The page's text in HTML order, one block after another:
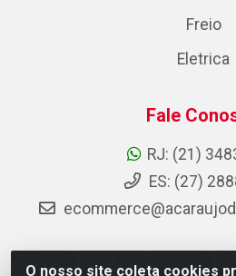
O nosso site coleta cookies
Freio
Eletrica
Fale
RJ: (21)
ES: (27)